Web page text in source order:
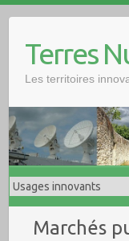
Terres
Les territoires
Marchés